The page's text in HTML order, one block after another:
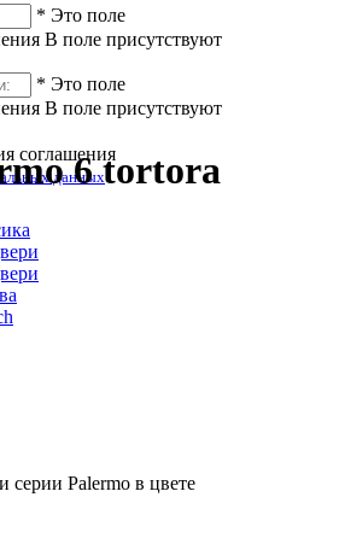
* Это поле
В поле присутствуют
* Это поле
В поле присутствуют
соглашения
данных6 tortora